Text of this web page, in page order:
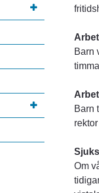
Barn
Barn
Om
till annan webbplats,